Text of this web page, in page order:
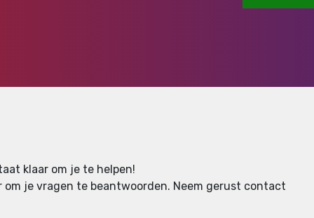
klaar om je te helpen!
je vragen te beantwoorden. Neem gerust contact